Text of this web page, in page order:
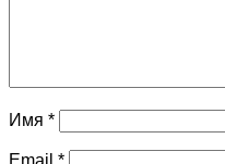
Имя *
Email *